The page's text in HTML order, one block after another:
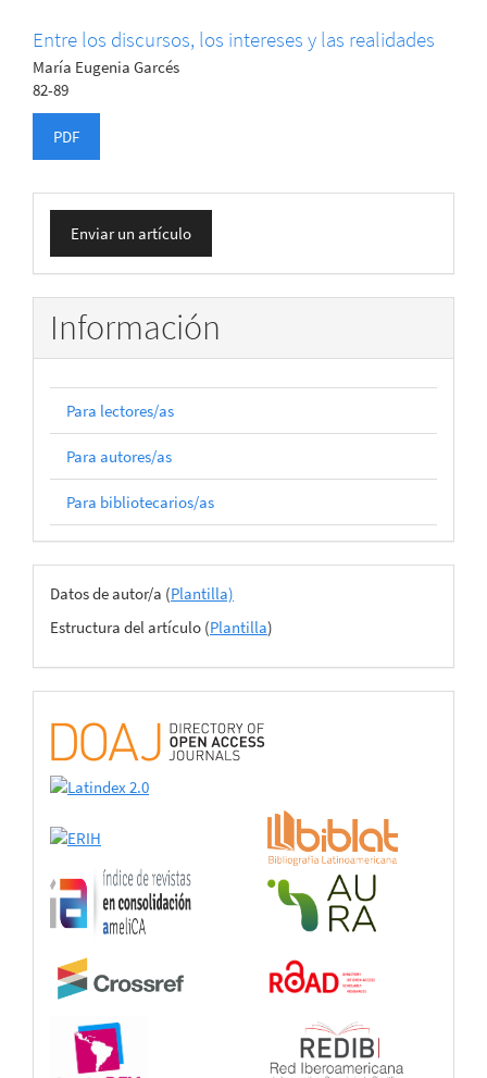
Entre los discursos, los intereses y las realidades
María Eugenia Garcés
82-89
PDF
Enviar
un
artículo
Enviar un artículo
Información
Para lectores/as
Para autores/as
Para bibliotecarios/as
Archivos
del
envío
Datos de autor/a (Plantilla)
Estructura del artículo (Plantilla)
certificado
de
adhesión